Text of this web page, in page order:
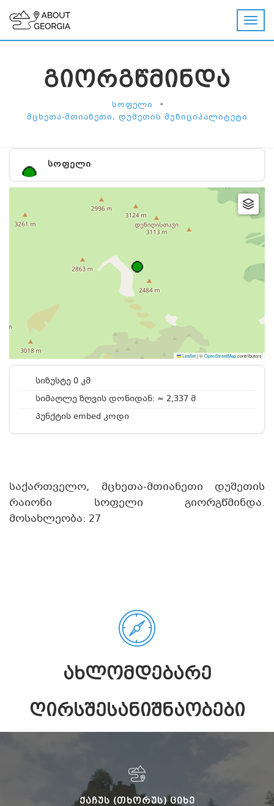
ᲒᲘᲝᲠᲒᲬᲛᲘᲜᲓᲐ
ᲡᲝᲤᲔᲚᲘ •
ᲛᲪᲮᲔᲗᲐ-ᲛᲗᲘᲐᲜᲔᲗᲘ, ᲓᲣᲨᲔᲗᲘᲡ ᲛᲣᲜᲘᲪᲘᲞᲐᲚᲘᲢᲔᲢᲘ
ᲡᲝᲤᲔᲚᲘ
Leaflet|©OpenStreetMapcontributors
სიზუსტე 0 კმ
სიმაღლე ზღვის დონიდან: ≈ 2,337 მ
პუნქტის embed კოდი
საქართველო, მცხეთა-მთიანეთი დუშეთის
რაიონი სოფელი გიორგწმინდა.
მოსახლეობა: 27
ᲐᲮᲚᲝᲛᲓᲔᲑᲐᲠᲔ
ᲦᲘᲠᲡᲨᲔᲡᲐᲜᲘᲨᲜᲐᲝᲑᲔᲑᲘ
ᲥᲐᲩᲣᲡ (ᲗᲮᲝᲠᲣᲡ) ᲪᲘᲮᲔ